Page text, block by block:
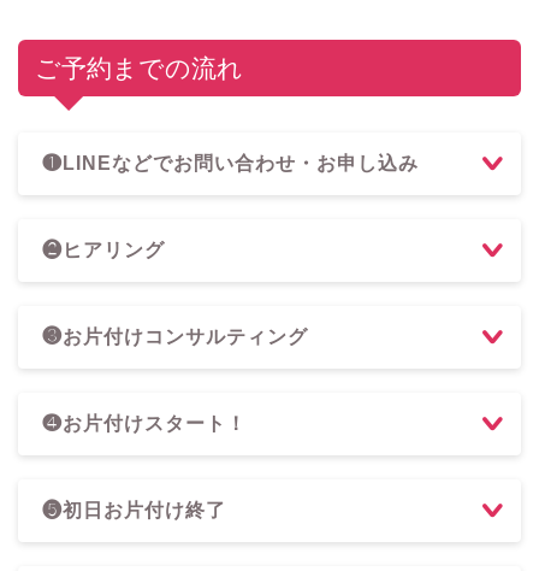
ご予約までの流れ
❶LINEなどでお問い合わせ・お申し込み
❷ヒアリング
❸お片付けコンサルティング
❹お片付けスタート！
❺初日お片付け終了